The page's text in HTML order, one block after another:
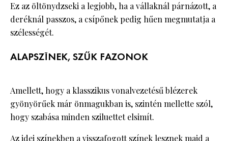
Ez az öltönydzseki a legjobb, ha a vállaknál párnázott, a
deréknál passzos, a csípőnek pedig hűen megmutatja a
szélességét.
ALAPSZÍNEK, SZŰK FAZONOK
Amellett, hogy a klasszikus vonalvezetésű blézerek
gyönyörűek már önmagukban is, szintén mellette szól,
hogy szabása minden sziluettet elsimít.
Az idei színekben a visszafogott színek lesznek majd a